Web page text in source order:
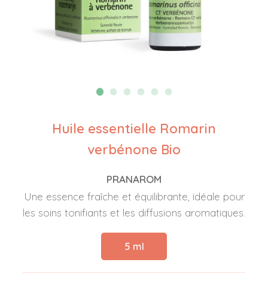
Huile essentielle Romarin
verbénone Bio
PRANAROM
Une essence fraîche et équilibrante, idéale pour
les soins tonifiants et les diffusions aromatiques.
5 ml